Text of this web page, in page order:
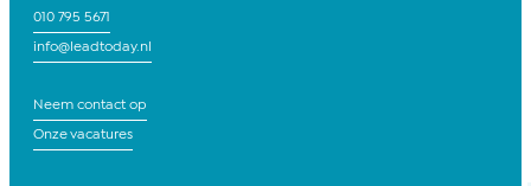
010 795 5671
info@leadtoday.nl
Neem contact op
Onze vacatures